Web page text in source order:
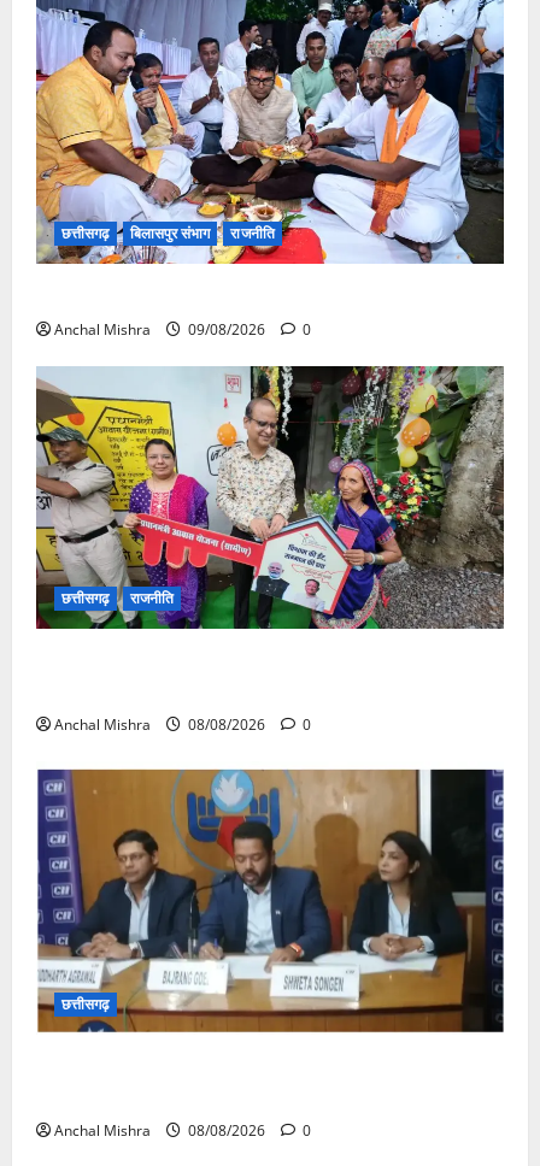
छत्तीसगढ़ बिलासपुर संभाग राजनीति
Anchal Mishra 09/08/2026 0
छत्तीसगढ़ राजनीति
Anchal Mishra 08/08/2026 0
छत्तीसगढ़
Anchal Mishra 08/08/2026 0